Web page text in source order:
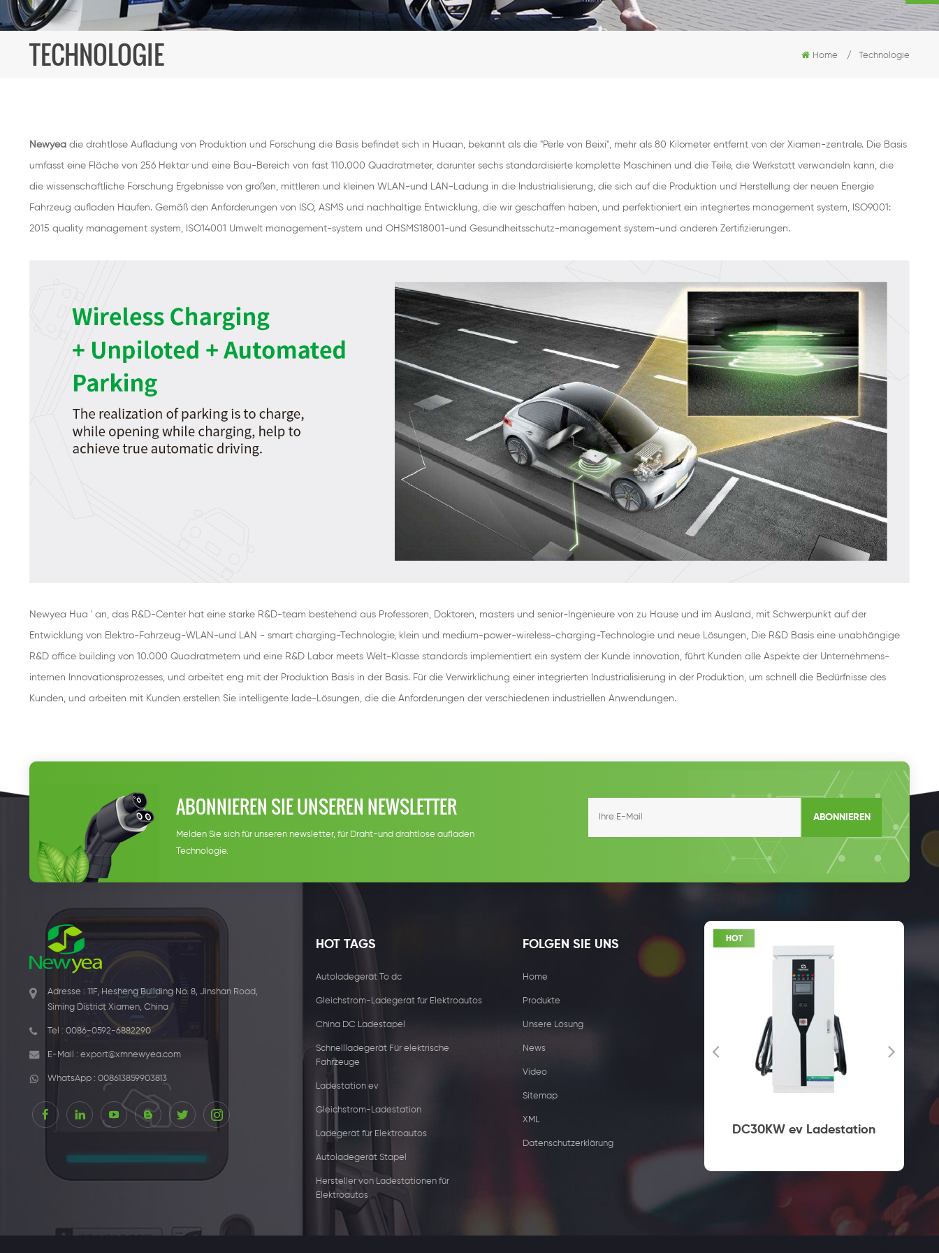
TECHNOLOGIE Home / Technologie
Newyea die drahtlose Aufladung von Produktion und Forschung die Basis befindet sich in Huaan, bekannt als die "Perle von Beixi", mehr als 80 Kilometer entfernt von der Xiamen-zentrale. Die Basis
umfasst eine Fläche von 256 Hektar und eine Bau-Bereich von fast 110.000 Quadratmeter, darunter sechs standardisierte komplette Maschinen und die Teile, die Werkstatt verwandeln kann, die
die wissenschaftliche Forschung Ergebnisse von großen, mittleren und kleinen WLAN-und LAN-Ladung in die Industrialisierung, die sich auf die Produktion und Herstellung der neuen Energie
Fahrzeug aufladen Haufen. Gemäß den Anforderungen von ISO, ASMS und nachhaltige Entwicklung, die wir geschaffen haben, und perfektioniert ein integriertes management system, ISO9001:
2015 quality management system, ISO14001 Umwelt management-system und OHSMS18001-und Gesundheitsschutz-management system-und anderen Zertifizierungen.
Newyea Hua ' an, das R&D-Center hat eine starke R&D-team bestehend aus Professoren, Doktoren, masters und senior-Ingenieure von zu Hause und im Ausland, mit Schwerpunkt auf der
Entwicklung von Elektro-Fahrzeug-WLAN-und LAN - smart charging-Technologie, klein und medium-power-wireless-charging-Technologie und neue Lösungen, Die R&D Basis eine unabhängige
R&D office building von 10.000 Quadratmetern und eine R&D Labor meets Welt-Klasse standards implementiert ein system der Kunde innovation, führt Kunden alle Aspekte der Unternehmens-
internen Innovationsprozesses, und arbeitet eng mit der Produktion Basis in der Basis. Für die Verwirklichung einer integrierten Industrialisierung in der Produktion, um schnell die Bedürfnisse des
Kunden, und arbeiten mit Kunden erstellen Sie intelligente lade-Lösungen, die die Anforderungen der verschiedenen industriellen Anwendungen.
ABONNIEREN SIE UNSEREN NEWSLETTER
Melden Sie sich für unseren newsletter, für Draht-und drahtlose aufladen
Technologie.
ABONNIEREN
Adresse : 11F, Hesheng Building No. 8, Jinshan Road,
Siming District Xiamen, China
Tel : 0086-0592-6882290
E-Mail : export@xmnewyea.com
WhatsApp : 008613859903813
HOT TAGS
Autoladegerät To dc
Gleichstrom-Ladegerät für Elektroautos
China DC Ladestapel
Schnellladegerät Für elektrische
Fahrzeuge
Ladestation ev
Gleichstrom-Ladestation
Ladegerät für Elektroautos
Autoladegerät Stapel
Hersteller von Ladestationen für
Elektroautos
FOLGEN SIE UNS
Home
Produkte
Unsere Lösung
News
Video
Sitemap
XML
Datenschutzerklärung
15W kabelloser
Ladegerät mit zwei Typ2
DC30KW ev Ladestation